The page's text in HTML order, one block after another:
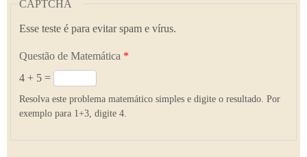
CAPTCHA
Esse teste é para evitar spam e vírus.
Questão de Matemática *
4 + 5 =
Resolva este problema matemático simples e digite o resultado. Por
exemplo para 1+3, digite 4.